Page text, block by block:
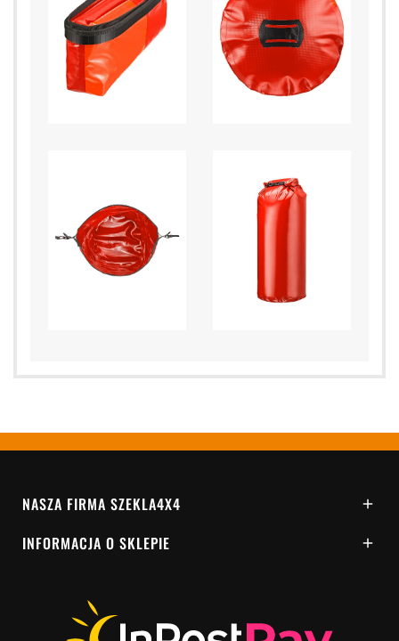
NASZA FIRMA SZEKLA4X4 
INFORMACJA O SKLEPIE 